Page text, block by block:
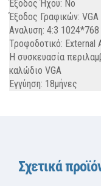
Έξοδος Ήχου: No
Έξοδος Γραφικών: VGA
Αναλυση: 4:3 1024*768
Τροφοδοτικό: External
Η συσκευασία
καλώδιο VGA
Εγγύηση: 18μήνες
Σχετικά